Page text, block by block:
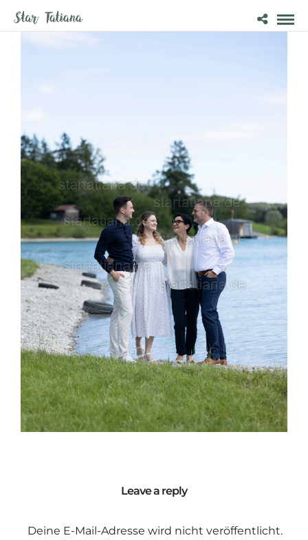
Leave a reply
Deine E-Mail-Adresse wird nicht veröffentlicht.